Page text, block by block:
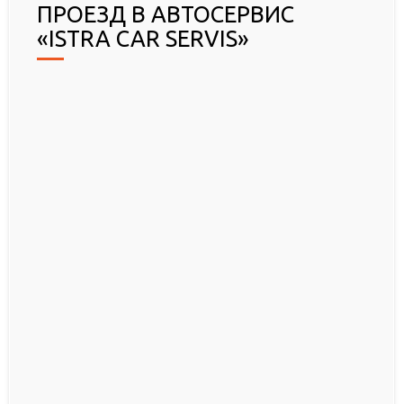
ПРОЕЗД В АВТОСЕРВИС
«ISTRA CAR SERVIS»